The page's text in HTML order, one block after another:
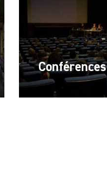
Conférences